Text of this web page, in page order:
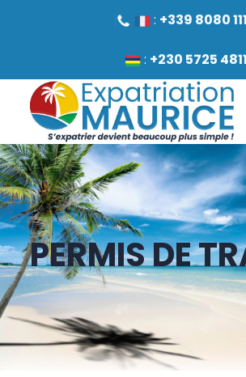
: +339 8080
: +230 5725 4811
PERMIS DE